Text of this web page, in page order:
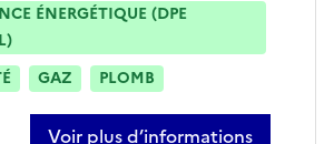
ÉNERGÉTIQUE (DPE
GAZ PLOMB
Voir plus d’informations